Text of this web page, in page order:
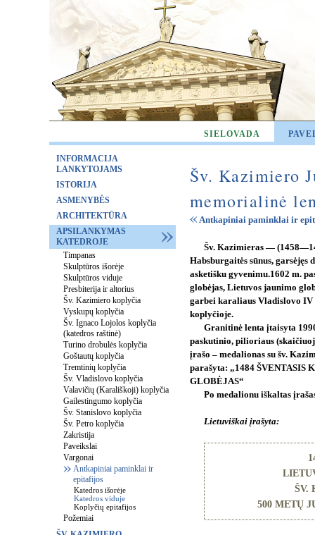
SIELOVADA
INFORMACIJA
LANKYTOJAMS
ISTORIJA
ASMENYBĖS
ARCHITEKTŪRA
APSILANKYMAS
KATEDROJE
Timpanas
Skulptūros išorėje
Skulptūros viduje
Presbiterija ir altorius
Šv. Kazimiero koplyčia
Vyskupų koplyčia
Šv. Ignaco Lojolos koplyčia
(katedros raštinė)
Turino drobulės koplyčia
Goštautų koplyčia
Tremtinių koplyčia
Šv. Vladislovo koplyčia
Valavičių (Karališkoji) koplyčia
Gailestingumo koplyčia
Šv. Stanislovo koplyčia
Šv. Petro koplyčia
Zakristija
Paveikslai
Vargonai
Antkapiniai paminklai ir
epitafijos
Katedros išorėje
Katedros viduje
Koplyčių epitafijos
Požemiai
Šv. Kazimiero
memorialinė
Antkapiniai paminklai ir
Šv. Kazimieras —
Habsburgaitės sūnus,
asketišku gyvenimu.1602 m.
globėjas, Lietuvos jaunimo
garbei karaliaus Vladislovo IV
koplyčioje.
Granitinė lenta įtaisyta
paskutinio, pilioriaus
įrašo – medalionas su šv.
parašyta: „1484 ŠVENTASIS
GLOBĖJAS“
Po medalionu iškaltas
Lietuviškai įrašyta:
ŠV.
500 METŲ